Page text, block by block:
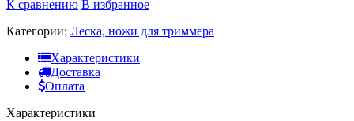
К сравнению В избранное
Категории: Леска, ножи для триммера
Характеристики
Доставка
Оплата
Характеристики